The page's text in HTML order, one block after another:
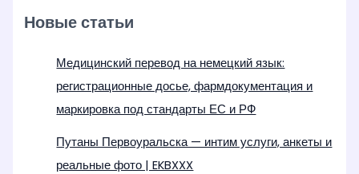
Новые статьи
Медицинский перевод на немецкий язык:
регистрационные досье, фармдокументация и
маркировка под стандарты ЕС и РФ
Путаны Первоуральска — интим услуги, анкеты и
реальные фото | EKBXXX